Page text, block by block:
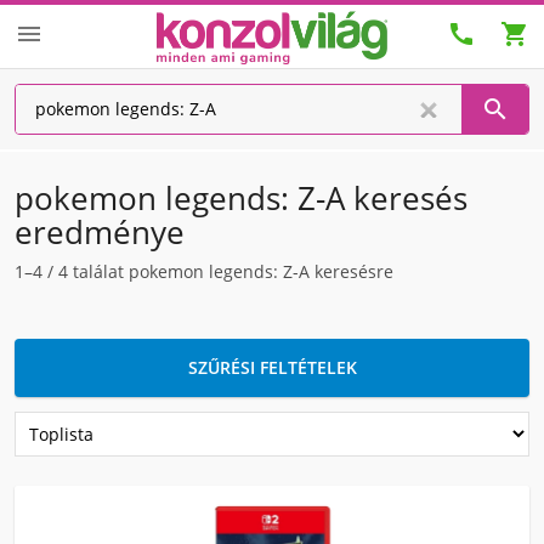
  

pokemon legends: Z-A keresés
eredménye
1–4 / 4 találat pokemon legends: Z-A keresésre
SZŰRÉSI FELTÉTELEK